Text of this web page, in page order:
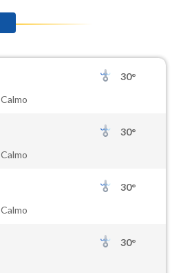
30°
Calmo
30°
Calmo
30°
Calmo
30°